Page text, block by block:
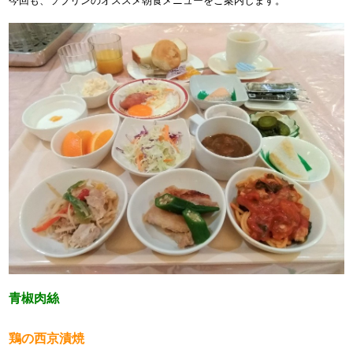
青椒肉絲
鶏の西京漬焼